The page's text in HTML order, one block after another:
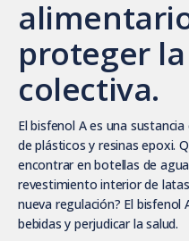
proteger
colectiva.
El bisfenol A es una sustancia
de plásticos y resinas epoxi.
encontrar en botellas de
revestimiento interior de
nueva regulación? El
bebidas y perjudicar la salud.